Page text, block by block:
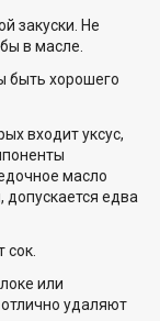
закуски. Не
в масле.
быть хорошего
входит уксус,
масло
едва
сок.
или
удаляют